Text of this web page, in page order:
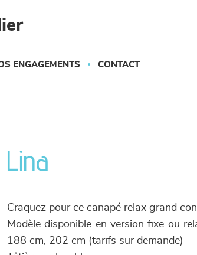
ENGAGEMENTS CONTACT
Craquez pour ce canapé relax grand
Modèle disponible en version fixe ou
188 cm, 202 cm (tarifs sur demande)